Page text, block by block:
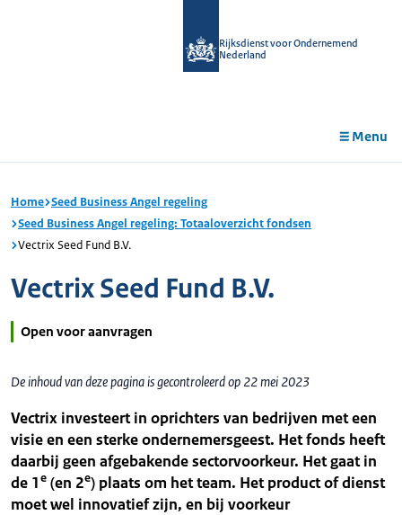
Rijksdienst voor Ondernemend
Nederland
Menu
Home Seed Business Angel regeling
Seed Business Angel regeling: Totaaloverzicht fondsen
Vectrix Seed Fund B.V.
Vectrix Seed Fund B.V.
Open voor aanvragen
De inhoud van deze pagina is gecontroleerd op 22 mei 2023
Vectrix investeert in oprichters van bedrijven met een
visie en een sterke ondernemersgeest. Het fonds heeft
daarbij geen afgebakende sectorvoorkeur. Het gaat in
de 1e (en 2e) plaats om het team. Het product of dienst
moet wel innovatief zijn, en bij voorkeur